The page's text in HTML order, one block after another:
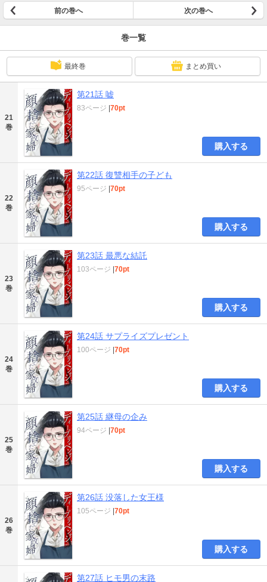
前の巻へ 次の巻へ
巻一覧
最終巻 まとめ買い
21
巻
第21話 嘘
83ページ |70pt
購入する
22
巻
第22話 復讐相手の子ども
95ページ |70pt
購入する
23
巻
第23話 最悪な結託
103ページ |70pt
購入する
24
巻
第24話 サプライズプレゼント
100ページ |70pt
購入する
25
巻
第25話 継母の企み
94ページ |70pt
購入する
26
巻
第26話 没落した女王様
105ページ |70pt
購入する
第27話 ヒモ男の末路